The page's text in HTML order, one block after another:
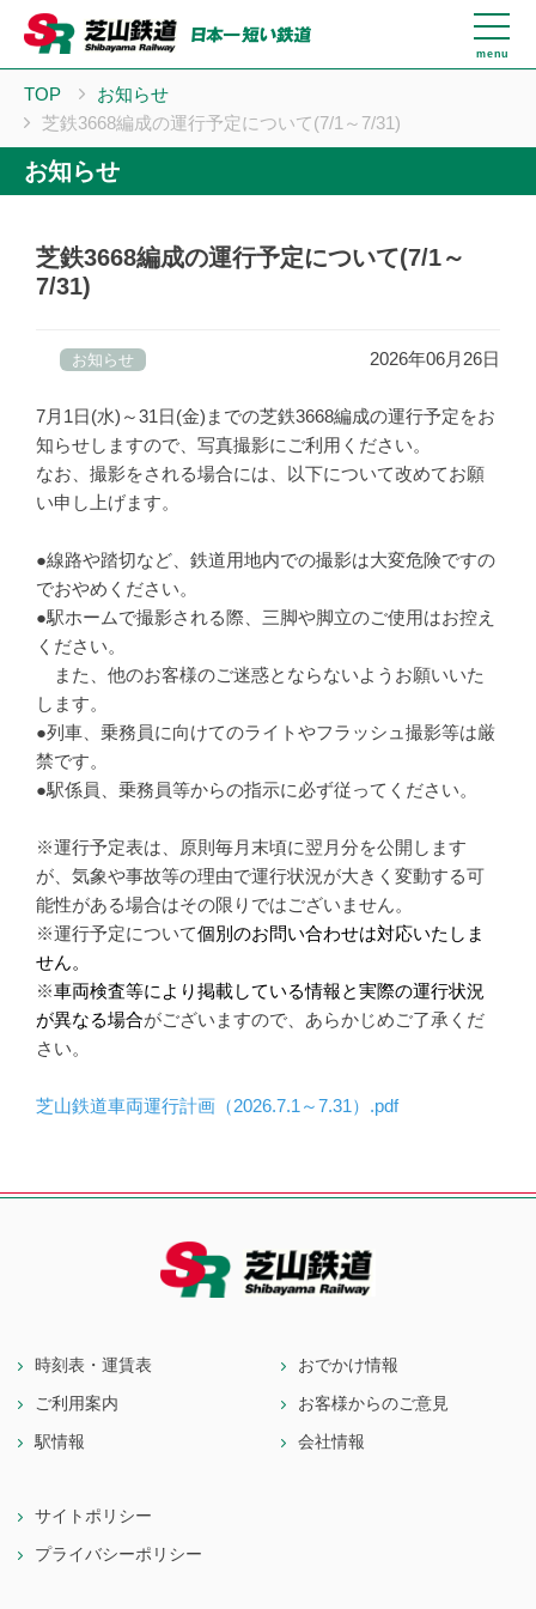
menu
TOP
お知らせ
芝鉄3668編成の運行予定について(7/1～7/31)
お知らせ
芝鉄3668編成の運行予定について(7/1～
7/31)
お知らせ 2026年06月26日
7月1日(水)～31日(金)までの芝鉄3668編成の運行予定をお
知らせしますので、写真撮影にご利用ください。
なお、撮影をされる場合には、以下について改めてお願
い申し上げます。
●線路や踏切など、鉄道用地内での撮影は大変危険ですの
でおやめください。
●駅ホームで撮影される際、三脚や脚立のご使用はお控え
ください。
また、他のお客様のご迷惑とならないようお願いいた
します。
●列車、乗務員に向けてのライトやフラッシュ撮影等は厳
禁です。
●駅係員、乗務員等からの指示に必ず従ってください。
※運行予定表は、原則毎月末頃に翌月分を公開します
が、気象や事故等の理由で運行状況が大きく変動する可
能性がある場合はその限りではございません。
※運行予定について個別のお問い合わせは対応いたしま
せん。
※車両検査等により掲載している情報と実際の運行状況
が異なる場合がございますので、あらかじめご了承くだ
さい。
芝山鉄道車両運行計画（2026.7.1～7.31）.pdf
時刻表・運賃表
ご利用案内
駅情報
おでかけ情報
お客様からのご意見
会社情報
サイトポリシー
プライバシーポリシー